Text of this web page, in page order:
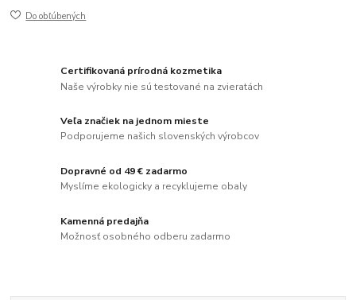
Do obľúbených
Certifikovaná prírodná kozmetika
Naše výrobky nie sú testované na zvieratách
Veľa značiek na jednom mieste
Podporujeme našich slovenských výrobcov
Dopravné od 49 € zadarmo
Myslíme ekologicky a recyklujeme obaly
Kamenná predajňa
Možnosť osobného odberu zadarmo